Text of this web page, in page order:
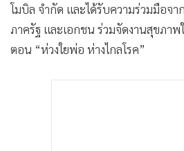
โมบิล จำกัด และได้รับความร่วมมือจ
ภาครัฐ และเอกชน ร่วมจัดงานสุขภา
ตอน “ห่วงใยพ่อ ห่างไกลโรค”